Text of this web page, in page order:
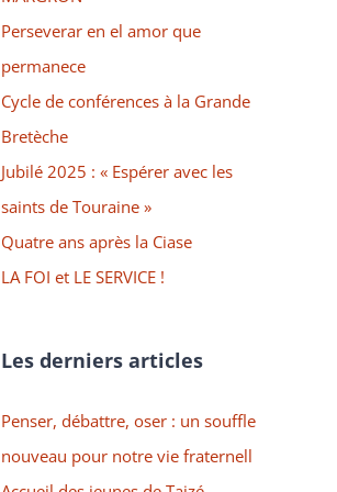
Perseverar en el amor que
permanece
Cycle de conférences à la Grande
Bretèche
Jubilé 2025 : « Espérer avec les
saints de Touraine »
Quatre ans après la Ciase
LA FOI et LE SERVICE !
Les derniers articles
Penser, débattre, oser : un souffle
nouveau pour notre vie fraternell